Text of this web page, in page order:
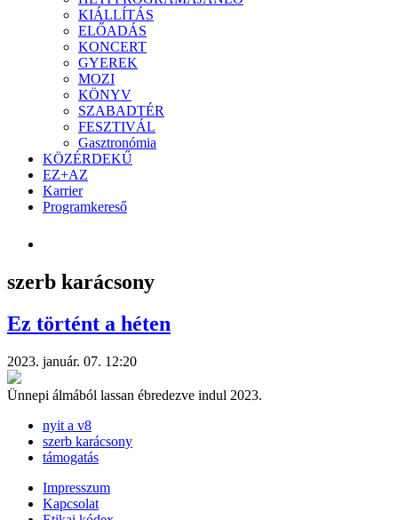
KIÁLLÍTÁS
ELŐADÁS
KONCERT
GYEREK
MOZI
KÖNYV
SZABADTÉR
FESZTIVÁL
Gasztronómia
KÖZÉRDEKŰ
EZ+AZ
Karrier
Programkereső
szerb karácsony
Ez történt a héten
2023. január. 07. 12:20
Ünnepi álmából lassan ébredezve indul 2023.
nyit a v8
szerb karácsony
támogatás
Impresszum
Kapcsolat